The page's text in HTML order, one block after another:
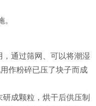
通过筛网、可以将潮湿
作粉碎已压了块子而成
成颗粒，烘干后供压制